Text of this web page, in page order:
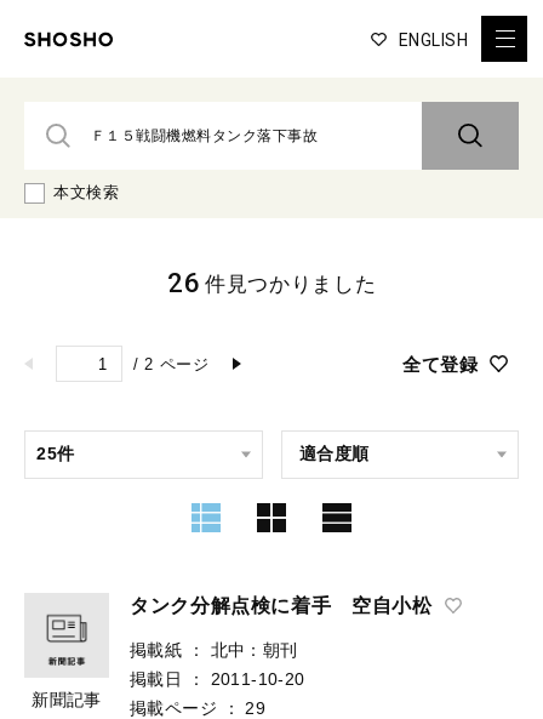
ENGLISH
本文検索
/ 2 ページ 全て登録
26 件見つかりました
新聞記事
タンク分解点検に着手 空自小松
掲載紙 ：
北中：朝刊
掲載日
：
2011-10-20
掲載ページ
：
29